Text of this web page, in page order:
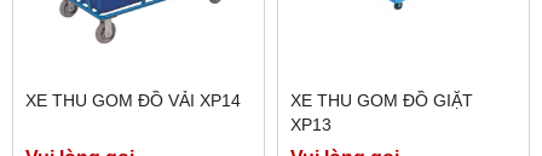
XE THU GOM ĐỒ VẢI XP14
XE THU GOM ĐỒ GIẶT
XP13